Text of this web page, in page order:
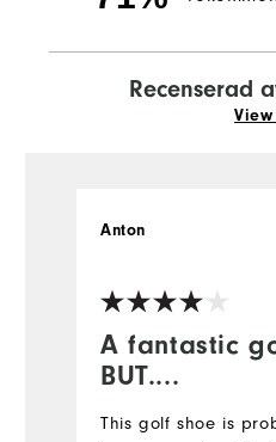
Recenserad
A fantastic
BUT....
Anton
This golf shoe is